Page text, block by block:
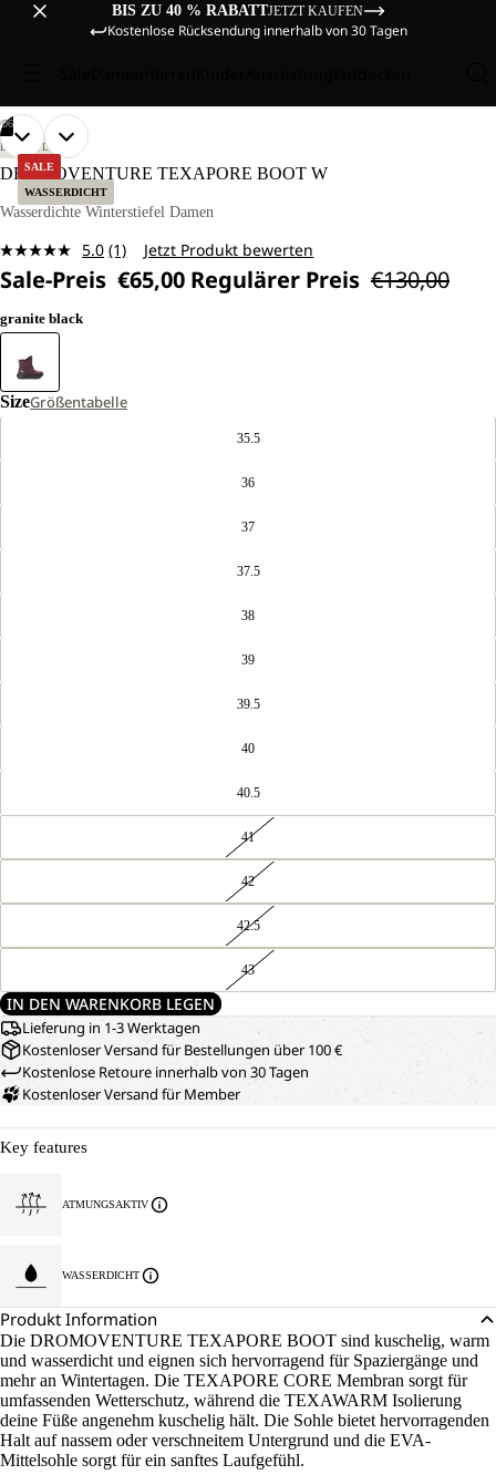
BIS ZU 40 % RABATTJETZT KAUFEN
Kostenlose Rücksendung innerhalb von 30 Tagen
SALE
WASSERDICHT
06
BILD
IM
VOLLBILD
ÖFFNEN
BILD
IM
VOLLBILD
ÖFFNEN
BILD
IM
VOLLBILD
ÖFFNEN
BILD
IM
VOLLBILD
ÖFFNEN
BILD
IM
VOLLBILD
ÖFFNEN
BILD
IM
VOLLBILD
ÖFFNEN
LIFESTYLE
DROMOVENTURE TEXAPORE BOOT W
Wasserdichte Winterstiefel Damen
5.0 Bewertung
lesen.
Link
(1) Jetzt Produkt bewerten
Sale-Preis €65,00 Regulärer Preis €130,00
granite black
SizeGrößentabelle
35.5
36
37
37.5
38
39
39.5
40
40.5
41
42
42.5
43
IN DEN WARENKORB LEGEN
Lieferung in 1-3 Werktagen
Kostenloser Versand für Bestellungen über 100 €
Kostenlose Retoure innerhalb von 30 Tagen
Kostenloser Versand für Member
Key features
ATMUNGSAKTIV
WASSERDICHT
Produkt Information
Die DROMOVENTURE TEXAPORE BOOT sind kuschelig, warm
und wasserdicht und eignen sich hervorragend für Spaziergänge und
mehr an Wintertagen. Die TEXAPORE CORE Membran sorgt für
umfassenden Wetterschutz, während die TEXAWARM Isolierung
deine Füße angenehm kuschelig hält. Die Sohle bietet hervorragenden
Halt auf nassem oder verschneitem Untergrund und die EVA-
Mittelsohle sorgt für ein sanftes Laufgefühl.